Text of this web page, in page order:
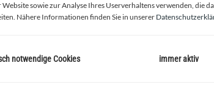
Website sowie zur Analyse Ihres Userverhaltens verwenden, die
Nähere Informationen finden Sie in unserer
notwendige Cookies immer aktiv